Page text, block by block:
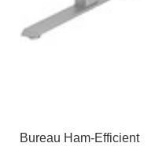
Bureau Ham-Efficient